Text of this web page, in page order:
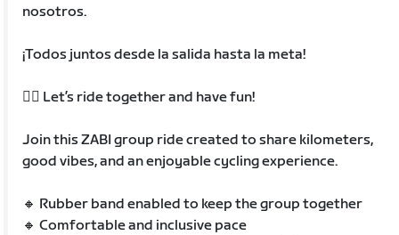
nosotros.
¡Todos juntos desde la salida hasta la meta!
🚴‍♂️ Let’s ride together and have fun!
Join this ZABI group ride created to share kilometers,
good vibes, and an enjoyable cycling experience.
🔸 Rubber band enabled to keep the group together
🔸 Comfortable and inclusive pace